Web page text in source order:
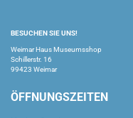
BESUCHEN SIE UNS!
Weimar Haus Museumsshop
Schillerstr. 16
99423 Weimar
ÖFFNUNGSZEITEN